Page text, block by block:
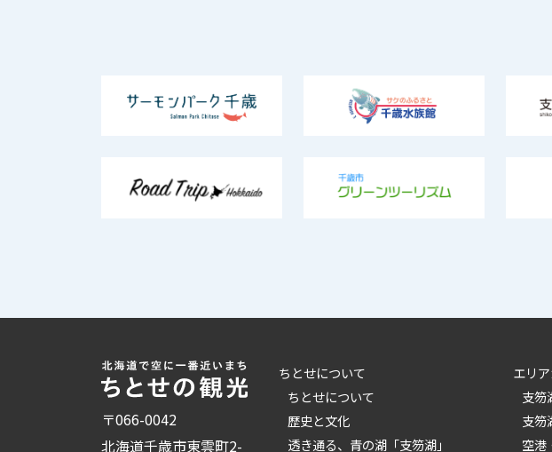
〒066-0042
北海道千歳市東雲町2-
ちとせについて
ちとせについて
歴史と文化
透き通る、青の湖「支笏湖」
エリ
支笏
支笏
空港